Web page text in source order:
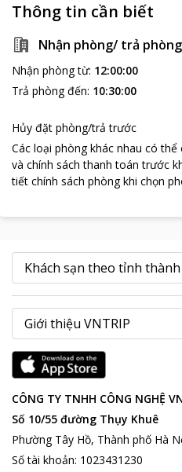
Thông tin cần biết
Nhận phòng/ trả phòng
Nhận phòng từ: 12:00:00
Trả phòng đến: 10:30:00
Hủy đặt phòng/trả trước
Các loại phòng khác nhau có
và chính sách thanh toán trước
tiết chính sách phòng khi chọn
CÔNG TY TNHH CÔNG NGHỆ
Số 10/55 đường Thụy Khuê
Phường Tây Hồ, Thành phố Hà
Số tài khoản: 1023431230